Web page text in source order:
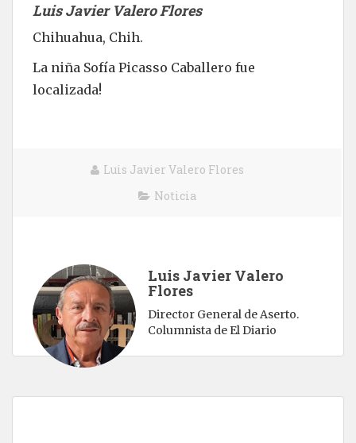
Luis Javier Valero Flores
Chihuahua, Chih.
La niña Sofía Picasso Caballero fue
localizada!
Luis Javier Valero Flores
Noticia
Luis Javier Valero
Flores
Director General de Aserto.
Columnista de El Diario